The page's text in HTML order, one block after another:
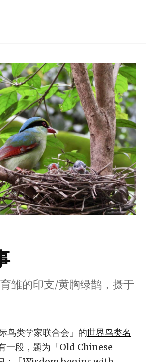
雏的印支/黄胸绿鹊，摄于
鸟类学家联合会」的世界鸟类名
一段，题为「Old Chinese